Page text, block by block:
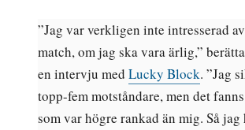
”Jag var verkligen inte intresserad
match, om jag ska vara ärlig,”
en intervju med Lucky Block. ”Jag
topp-fem motståndare, men det
som var högre rankad än mig. Så jag